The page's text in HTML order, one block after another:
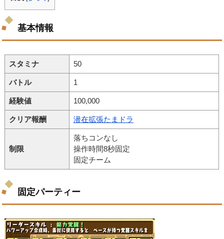
基本情報
スタミナ 50
バトル 1
経験値 100,000
クリア報酬 潜在拡張たまドラ
制限
落ちコンなし
操作時間8秒固定
固定チーム
固定パーティー